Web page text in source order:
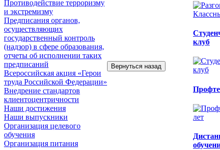
Противодействие терроризму
и экстремизму
Предписания органов,
осуществляющих
государственный контроль
(надзор) в сфере образования,
отчеты об исполнении таких
предписаний
Всероссийская акция «Герои
труда Российской Федерации»
Внедрение стандартов
клиентоцентричности
Наши достижения
Наши выпускники
Организация целевого
обучения
Организация питания
клуб